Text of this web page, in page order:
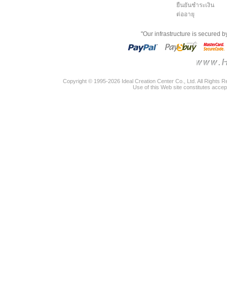
ยืนยันชำระเงิน
ต่ออายุ
"Our infrastructure is secured
Copyright © 1995-2026 Ideal Creation Center Co., Ltd. All Rights
Use of this Web site constitutes